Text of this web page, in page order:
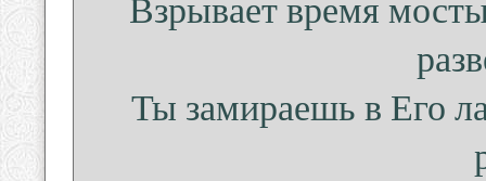
Ты замираешь в Его